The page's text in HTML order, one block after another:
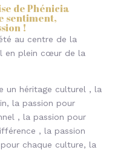
de Phénicia
sentiment,
!
au centre de la
en plein cœur de la
un héritage culturel , la
la passion pour
, la passion pour
, la passion
chaque culture, la